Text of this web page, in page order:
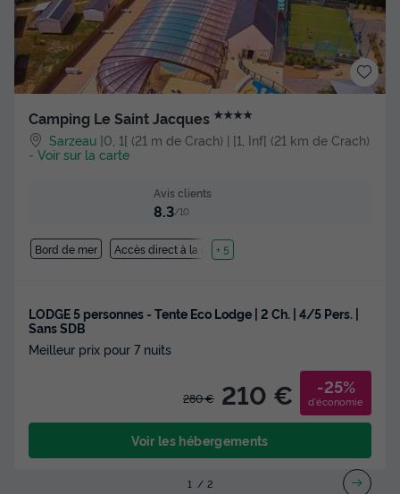
Camping Le Saint Jacques ★★★★
Sarzeau ]0, 1[ (21 m de Crach) | [1, Inf[ (21 km de Crach)
- Voir sur la carte
Avis clients
8.3/10
Bord de mer Accès direct à la plage
+ 5
LODGE 5 personnes - Tente Eco Lodge | 2 Ch. | 4/5 Pers. |
Sans SDB
Meilleur prix pour 7 nuits
280 € 210 € -25%
d'économie
Voir les hébergements
1 2